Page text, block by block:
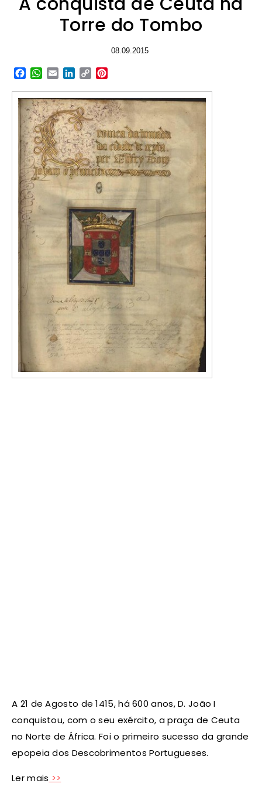
Torre do Tombo
08.09.2015
Facebook
WhatsApp
EmailLinkedIn
Copy
A 21 de Agosto de 1415, há 600 anos, D. João I
conquistou, com o seu exército, a praça de Ceuta
no Norte de África. Foi o primeiro sucesso da grande
epopeia dos Descobrimentos Portugueses.
Ler mais >>